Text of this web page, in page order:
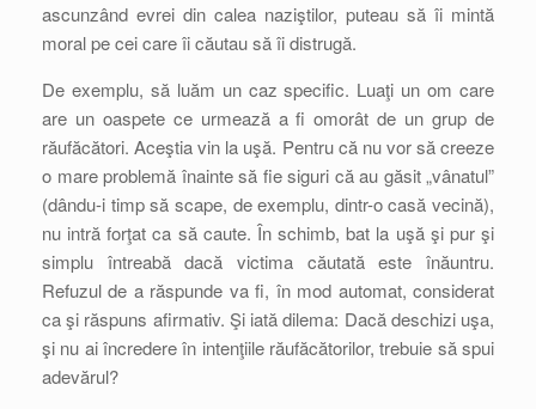
ascunzând evrei din calea naziştilor, puteau să îi mintă
moral pe cei care îi căutau să îi distrugă.
De exemplu, să luăm un caz specific. Luaţi un om care
are un oaspete ce urmează a fi omorât de un grup de
răufăcători. Aceştia vin la uşă. Pentru că nu vor să creeze
o mare problemă înainte să fie siguri că au găsit „vânatul”
(dându-i timp să scape, de exemplu, dintr-o casă vecină),
nu intră forţat ca să caute. În schimb, bat la uşă şi pur şi
simplu întreabă dacă victima căutată este înăuntru.
Refuzul de a răspunde va fi, în mod automat, considerat
ca şi răspuns afirmativ. Şi iată dilema: Dacă deschizi uşa,
şi nu ai încredere în intenţiile răufăcătorilor, trebuie să spui
adevărul?